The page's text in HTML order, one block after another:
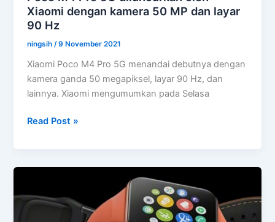
Xiaomi dengan kamera 50 MP dan layar
90 Hz
ningsih /9 November 2021
Xiaomi Poco M4 Pro 5G menandai debutnya dengan
kamera ganda 50 megapiksel, layar 90 Hz, dan
lainnya. Xiaomi mengumumkan pada Selasa
Poco
5G
oleh
Read Post »